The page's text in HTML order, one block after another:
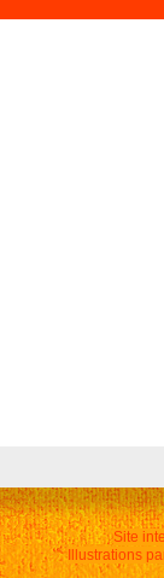
Site
Illustrations